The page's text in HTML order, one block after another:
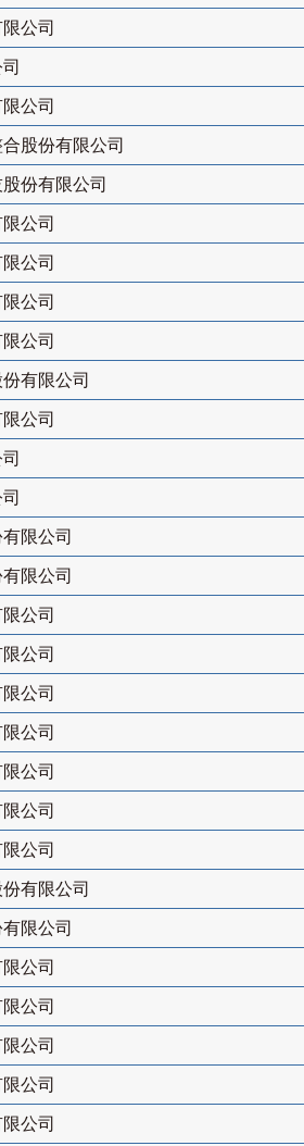
公司
公司
股份有限公司
份有限公司
公司
公司
公司
公司
有限公司
公司
限公司
限公司
公司
公司
公司
公司
公司
公司
公司
有限公司
限公司
公司
公司
公司
公司
公司